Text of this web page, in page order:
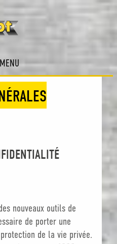
nouveaux outils de
de porter une
de la vie privée.